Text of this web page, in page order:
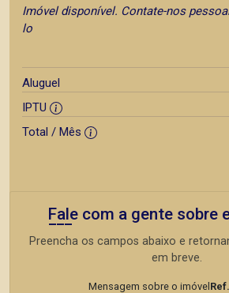
Imóvel disponível. Contate-nos
lo
Aluguel
IPTU
Total / Mês
Fale com a gente sobre
Preencha os campos abaixo e
em breve.
Mensagem sobre o imóvel